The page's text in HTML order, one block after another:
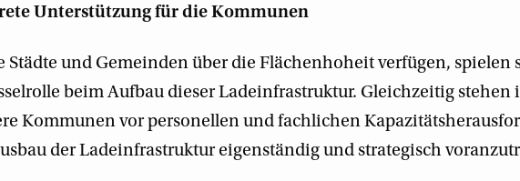
Unterstützung für die Kommunen
Städte und Gemeinden über die Flächenhoheit verfügen, spielen
beim Aufbau dieser Ladeinfrastruktur. Gleichzeitig stehen
Kommunen vor personellen und fachlichen
der Ladeinfrastruktur eigenständig und strategisch